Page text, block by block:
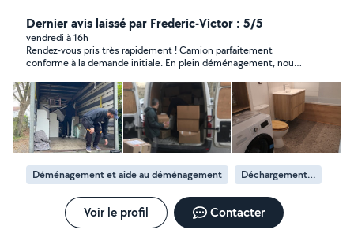
extérieurs : remise en état, rénovation complète
(peinture, plomberie, électricité, sols, menuiserie,
parquet, etc.), ainsi que pour vos déménagements,
manutention lourde et aide au
chargement/déchargement. Travail soigné et sérieux,
respect des délais, et prestations couvertes par une
garantie décennale pour votre tranquillité. Devis clair et
personnalisé sur demande.
Dernier avis laissé par Frederic-Victor : 5/5
vendredi à 16h
Rendez-vous pris très rapidement ! Camion parfaitement
conforme à la demande initiale. En plein déménagement, nous
chauffeur, un jeune homme grand et costaud prénommé Saki,
nous a énormément aidés. Son aide nous a été précieuse !
💪🏻 Je recommande vivement cette équipe pour son sérieux,
sa réactivité et sa gentillesse. Encore un immense merci à toi,
Saki, tu as été au top ! 🙏🏻💪🏻 Frédéric-Victor Granchamp
Déménagement et aide au déménagement Déchargement de camion de déménagement
Voir le profil Contacter